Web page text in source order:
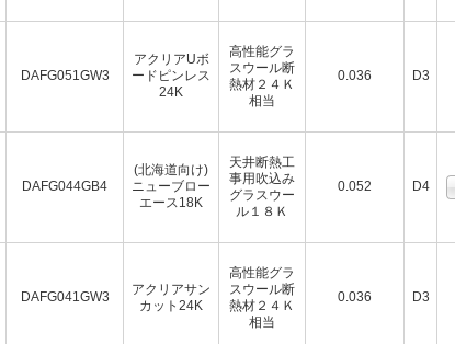
DAFG051GW3
アクリアUボ
ードピンレス
24K
高性能グラ
スウール断
熱材２４Ｋ
相当
0.036 D3
DAFG044GB4
(北海道向け)
ニューブロー
エース18K
天井断熱工
事用吹込み
グラスウー
ル１８Ｋ
0.052 D4
DAFG041GW3
アクリアサン
カット24K
高性能グラ
スウール断
熱材２４Ｋ
相当
0.036 D3